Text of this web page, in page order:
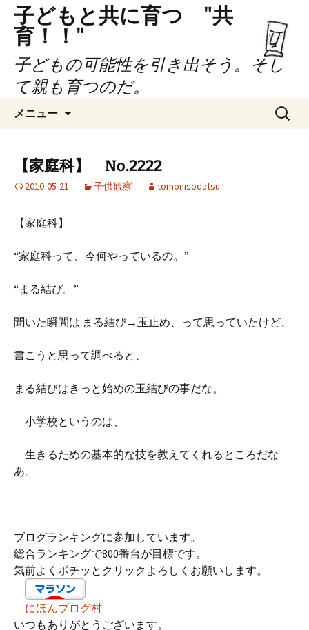
子どもと共に育つ "共
育！！"
子どもの可能性を引き出そう。そし
て親も育つのだ。
メニュー
ン
ツ
プ
検
索:
【家庭科】 No.2222
2010-05-21 子供観察 tomonisodatsu
【家庭科】
“家庭科って、今何やっているの。”
“まる結び。”
聞いた瞬間は まる結び→玉止め、って思っていたけど、
書こうと思って調べると、
まる結びはきっと始めの玉結びの事だな。
小学校というのは、
生きるための基本的な技を教えてくれるところだな
あ。
ブログランキングに参加しています。
総合ランキングで800番台が目標です。
気前よくポチッとクリックよろしくお願いします。
にほんブログ村
いつもありがとうございます。